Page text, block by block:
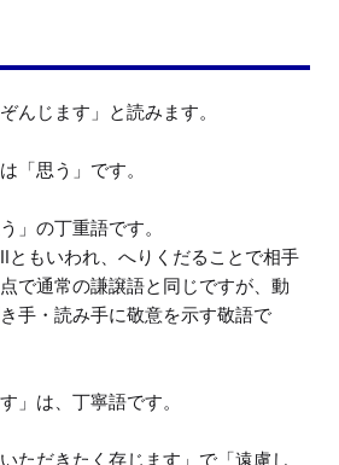
んじます」と読みます。
「思う」です。
」の丁重語です。
ともいわれ、へりくだることで相手
で通常の謙譲語と同じですが、動
手・読み手に敬意を示す敬語で
」は、丁寧語です。
ただきたく存じます」で「遠慮し